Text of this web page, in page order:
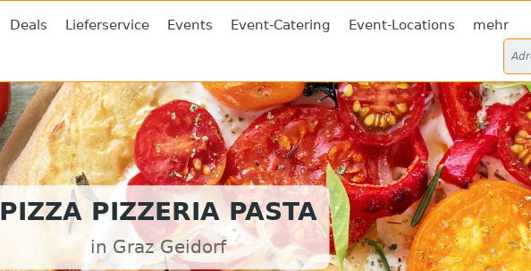
Deals Lieferservice Events Event-Catering Event-Locations mehr
PIZZA PIZZERIA PASTA
in Graz Geidorf